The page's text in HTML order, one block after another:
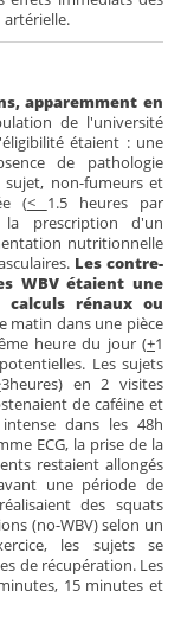
apparemment en
de l'université
étaient : une
de pathologie
non-fumeurs et
(< 1.5 heures par
la prescription d'un
nutritionnelle
Les contre-
WBV étaient une
rénaux ou
matin dans une pièce
heure du jour (+1
Les sujets
3heures) en 2 visites
de caféine et
dans les 48h
ECG, la prise de la
restaient allongés
une période de
des squats
(no-WBV) selon un
les sujets se
de récupération. Les
15 minutes et